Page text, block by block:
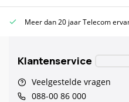
Meer dan 20 jaar Telecom
Klantenservice
Veelgestelde vragen
088-00 86 000